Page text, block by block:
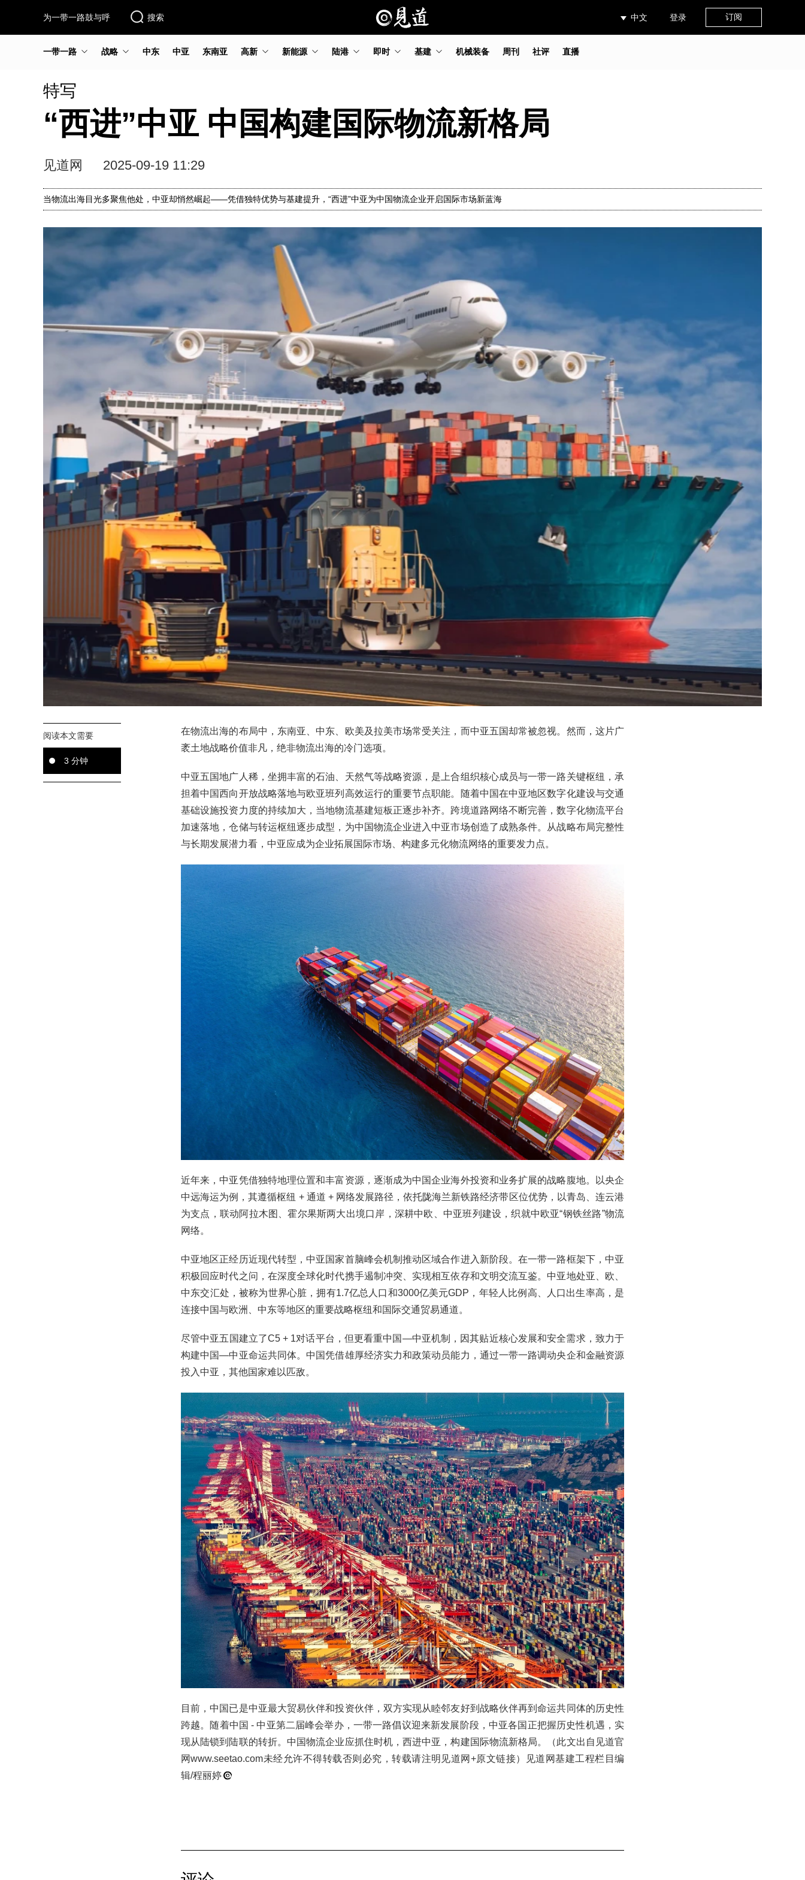
为一带一路鼓与呼 搜索 中文 登录 订阅
一带一路 战略 中东 中亚 东南亚 高新 新能源 陆港 即时 基建 机械装备 周刊 社评 直播
特写
“西进”中亚 中国构建国际物流新格局
见道网 2025-09-19 11:29
当物流出海目光多聚焦他处，中亚却悄然崛起——凭借独特优势与基建提升，“西进”中亚为中国物流企业开启国际市场新蓝海
阅读本文需要
3 分钟
在物流出海的布局中，东南亚、中东、欧美及拉美市场常受关注，而中亚五国却常被忽视。然而，这片广
袤土地战略价值非凡，绝非物流出海的冷门选项。
中亚五国地广人稀，坐拥丰富的石油、天然气等战略资源，是上合组织核心成员与一带一路关键枢纽，承
担着中国西向开放战略落地与欧亚班列高效运行的重要节点职能。随着中国在中亚地区数字化建设与交通
基础设施投资力度的持续加大，当地物流基建短板正逐步补齐。跨境道路网络不断完善，数字化物流平台
加速落地，仓储与转运枢纽逐步成型，为中国物流企业进入中亚市场创造了成熟条件。从战略布局完整性
与长期发展潜力看，中亚应成为企业拓展国际市场、构建多元化物流网络的重要发力点。
近年来，中亚凭借独特地理位置和丰富资源，逐渐成为中国企业海外投资和业务扩展的战略腹地。以央企
中远海运为例，其遵循枢纽 + 通道 + 网络发展路径，依托陇海兰新铁路经济带区位优势，以青岛、连云港
为支点，联动阿拉木图、霍尔果斯两大出境口岸，深耕中欧、中亚班列建设，织就中欧亚“钢铁丝路”物流
网络。
中亚地区正经历近现代转型，中亚国家首脑峰会机制推动区域合作进入新阶段。在一带一路框架下，中亚
积极回应时代之问，在深度全球化时代携手遏制冲突、实现相互依存和文明交流互鉴。中亚地处亚、欧、
中东交汇处，被称为世界心脏，拥有1.7亿总人口和3000亿美元GDP，年轻人比例高、人口出生率高，是
连接中国与欧洲、中东等地区的重要战略枢纽和国际交通贸易通道。
尽管中亚五国建立了C5 + 1对话平台，但更看重中国—中亚机制，因其贴近核心发展和安全需求，致力于
构建中国—中亚命运共同体。中国凭借雄厚经济实力和政策动员能力，通过一带一路调动央企和金融资源
投入中亚，其他国家难以匹敌。
目前，中国已是中亚最大贸易伙伴和投资伙伴，双方实现从睦邻友好到战略伙伴再到命运共同体的历史性
跨越。随着中国 - 中亚第二届峰会举办，一带一路倡议迎来新发展阶段，中亚各国正把握历史性机遇，实
现从陆锁到陆联的转折。中国物流企业应抓住时机，西进中亚，构建国际物流新格局。（此文出自见道官
网www.seetao.com未经允许不得转载否则必究，转载请注明见道网+原文链接）见道网基建工程栏目编
辑/程丽婷